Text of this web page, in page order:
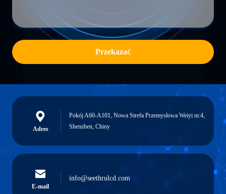
Przekazać
Adres
Pokój A60-A101, Nowa Strefa Przemysłowa Weiyi nr.4,
Shenzhen, Chiny
E-mail
info@seethrulcd.com